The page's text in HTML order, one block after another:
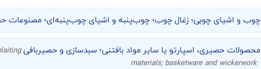
چوب و اشیای چوبی؛ زغال چوب؛ چوب‌پنبه و اشیای چوب‌پنبه‌ای؛ مصنوعات
محصولات حصیری، اسپارتو یا سایر مواد بافتنی؛ سبدسازی و حصیربافی
materials; basketware and wickerwork